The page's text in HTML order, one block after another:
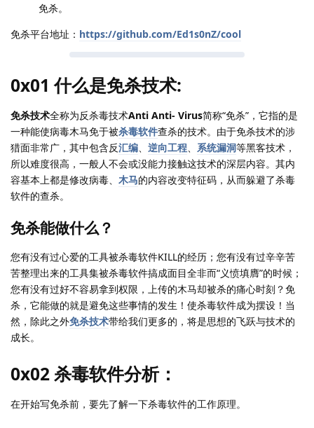
免杀。
免杀平台地址： https://github.com/Ed1s0nZ/cool
0x01 什么是免杀技术:
免杀技术全称为反杀毒技术Anti Anti- Virus简称“免杀”，它指的是
一种能使病毒木马免于被杀毒软件查杀的技术。由于免杀技术的涉
猎面非常广，其中包含反汇编、 逆向工程、 系统漏洞等黑客技术，
所以难度很高，一般人不会或没能力接触这技术的深层内容。其内
容基本上都是修改病毒、 木马的内容改变特征码，从而躲避了杀毒
软件的查杀。
免杀能做什么？
您有没有过心爱的工具被杀毒软件KILL的经历；您有没有过辛辛苦
苦整理出来的工具集被杀毒软件搞成面目全非而“义愤填膺”的时候；
您有没有过好不容易拿到权限，上传的木马却被杀的痛心时刻？免
杀，它能做的就是避免这些事情的发生！使杀毒软件成为摆设！当
然，除此之外免杀技术带给我们更多的，将是思想的飞跃与技术的
成长。
0x02 杀毒软件分析：
在开始写免杀前，要先了解一下杀毒软件的工作原理。